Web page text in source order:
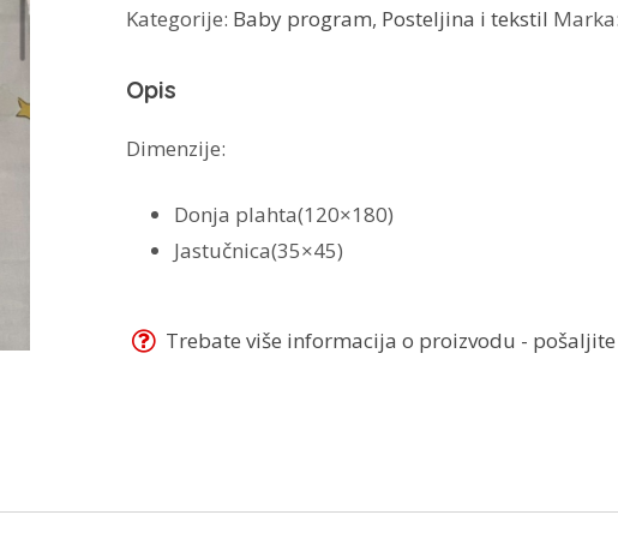
+
količina
Kategorije: Baby program, Posteljina i tekstil Marka:
Opis
Dimenzije:
Donja plahta(120×180)
Jastučnica(35×45)
Trebate više informacija o proizvodu -